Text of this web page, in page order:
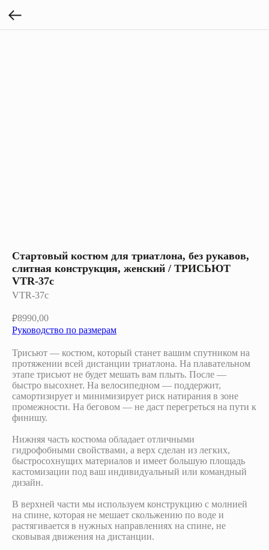
Стартовый костюм для триатлона, без рукавов,
слитная конструкция, женский / ТРИСЬЮТ
VTR-37c
VTR-37c
₽8990,00
Руководство по размерам
Трисьют — костюм, который станет вашим спутником на
протяжении всей дистанции триатлона. На плавательном
этапе трисьют не будет мешать вам плыть. После —
быстро высохнет. На велосипедном — поддержит,
самортизирует и минимизирует риск натирания в зоне
промежности. На беговом — не даст перегреться на пути к
финишу.
Нижняя часть костюма обладает отличными
гидрофобными свойствами, а верх сделан из легких,
быстросохнущих материалов и имеет большую площадь
кастомизации под ваш индивидуальный или командный
дизайн.
В верхней части мы используем конструкцию с молнией
на спине, которая не мешает скольжению по воде и
растягивается в нужных направлениях на спине, не
сковывая движения на дистанции.